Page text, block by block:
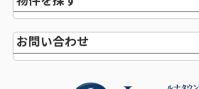
お問い合わせ